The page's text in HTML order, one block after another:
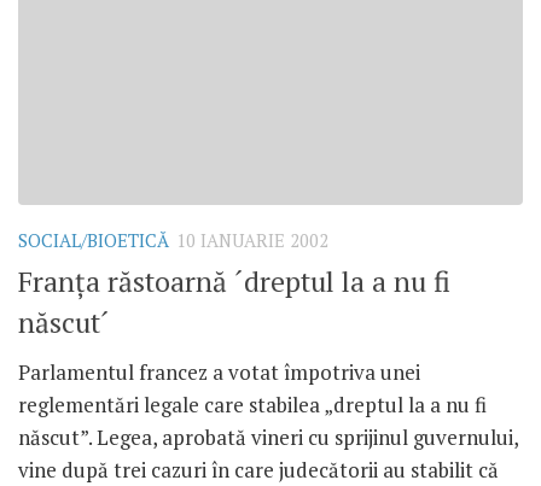
SOCIAL/BIOETICĂ 10 IANUARIE 2002
Franţa răstoarnă ´dreptul la a nu fi
născut´
Parlamentul francez a votat împotriva unei
reglementări legale care stabilea „dreptul la a nu fi
născut”. Legea, aprobată vineri cu sprijinul guvernului,
vine după trei cazuri în care judecătorii au stabilit că